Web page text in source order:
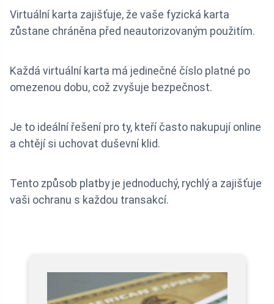
Virtuální karta zajišťuje, že vaše fyzická karta
zůstane chráněna před neautorizovaným použitím.
Každá virtuální karta má jedinečné číslo platné po
omezenou dobu, což zvyšuje bezpečnost.
Je to ideální řešení pro ty, kteří často nakupují online
a chtějí si uchovat duševní klid.
Tento způsob platby je jednoduchý, rychlý a zajišťuje
vaši ochranu s každou transakcí.